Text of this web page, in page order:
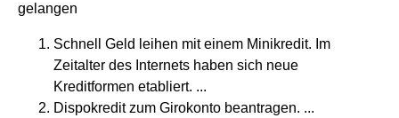
gelangen
Schnell Geld leihen mit einem Minikredit. Im
Zeitalter des Internets haben sich neue
Kreditformen etabliert. ...
Dispokredit zum Girokonto beantragen. ...